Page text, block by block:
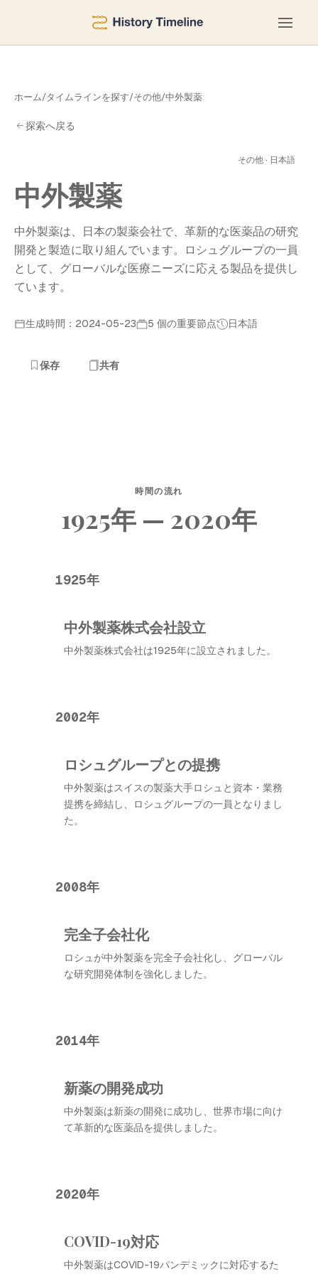
ホーム/タイムラインを探す/その他/中外製薬
探索へ戻る
その他 · 日本語
中外製薬
中外製薬は、日本の製薬会社で、革新的な医薬品の研究
開発と製造に取り組んでいます。ロシュグループの一員
として、グローバルな医療ニーズに応える製品を提供し
ています。
生成時間：2024-05-23 5 個の重要節点 日本語
保存 共有
時間の流れ
1925年 — 2020年
1925年
中外製薬株式会社設立
中外製薬株式会社は1925年に設立されました。
2002年
ロシュグループとの提携
中外製薬はスイスの製薬大手ロシュと資本・業務
提携を締結し、ロシュグループの一員となりまし
た。
2008年
完全子会社化
ロシュが中外製薬を完全子会社化し、グローバル
な研究開発体制を強化しました。
2014年
新薬の開発成功
中外製薬は新薬の開発に成功し、世界市場に向け
て革新的な医薬品を提供しました。
2020年
COVID-19対応
中外製薬はCOVID-19パンデミックに対応するた